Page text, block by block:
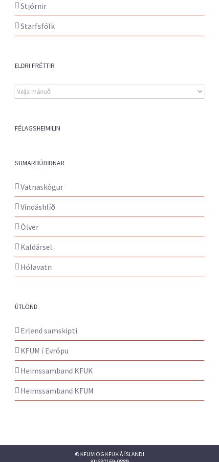
Stjórnir
Starfsfólk
ELDRI FRÉTTIR
Eldri
fréttir
FÉLAGSHEIMILIN
SUMARBÚÐIRNAR
Vatnaskógur
Vindáshlíð
Ölver
Kaldársel
Hólavatn
ÚTLÖND
Erlend samskipti
KFUM í Evrópu
Heimssamband KFUK
Heimssamband KFUM
© KFUM OG KFUK Á ÍSLANDI